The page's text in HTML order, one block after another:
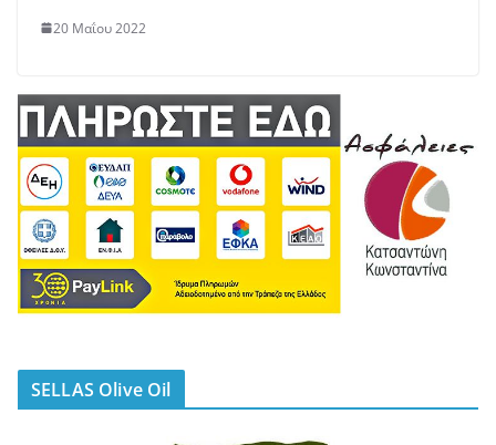
20 Μαΐου 2022
SELLAS Olive Oil